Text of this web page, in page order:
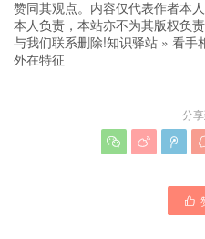
赞同其观点。内容仅代表作者本
本人负责，本站亦不为其版权负
与我们联系删除!知识驿站 » 看手
外在特征
分享
  
